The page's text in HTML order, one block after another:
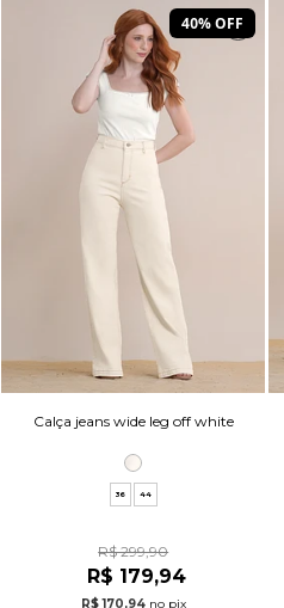
40% OFF
Calça jeans wide leg off white
36 44
R$ 299,90
R$ 179,94
R$ 170,94 no pix